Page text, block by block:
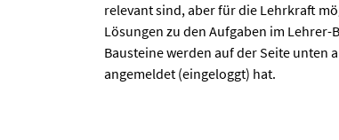
relevant sind, aber für die Lehrkraft
Lösungen zu den Aufgaben im
Bausteine werden auf der Seite unten
angemeldet (eingeloggt) hat.